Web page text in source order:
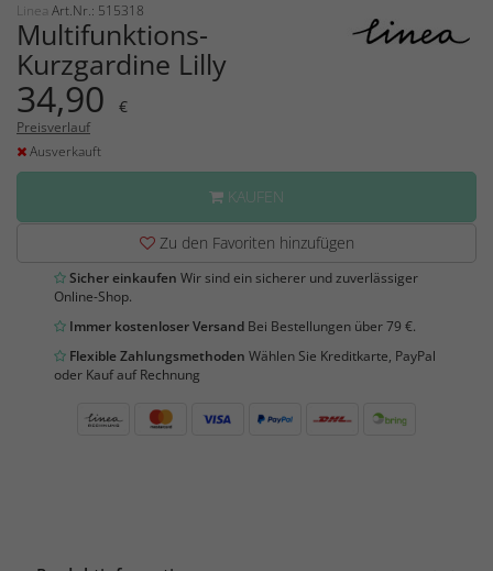
Linea Art.Nr.: 515318
Multifunktions-
Kurzgardine Lilly
34,90 €
Preisverlauf
Ausverkauft
KAUFEN
Zu den Favoriten hinzufügen
Sicher einkaufen Wir sind ein sicherer und zuverlässiger
Online-Shop.
Immer kostenloser Versand Bei Bestellungen über 79 €.
Flexible Zahlungsmethoden Wählen Sie Kreditkarte, PayPal
oder Kauf auf Rechnung